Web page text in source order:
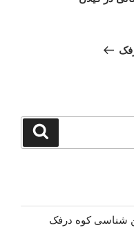
جستجو
شناسی کوه درفک